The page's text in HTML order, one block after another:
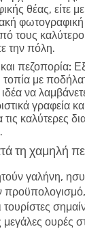
θέας, είτε
τους
την πόλη.
πεζοπορία:
με
να
γραφεία
καλύτερες
τη χαμηλή
γαλήνη,
τουρίστες
μεγάλες ουρές